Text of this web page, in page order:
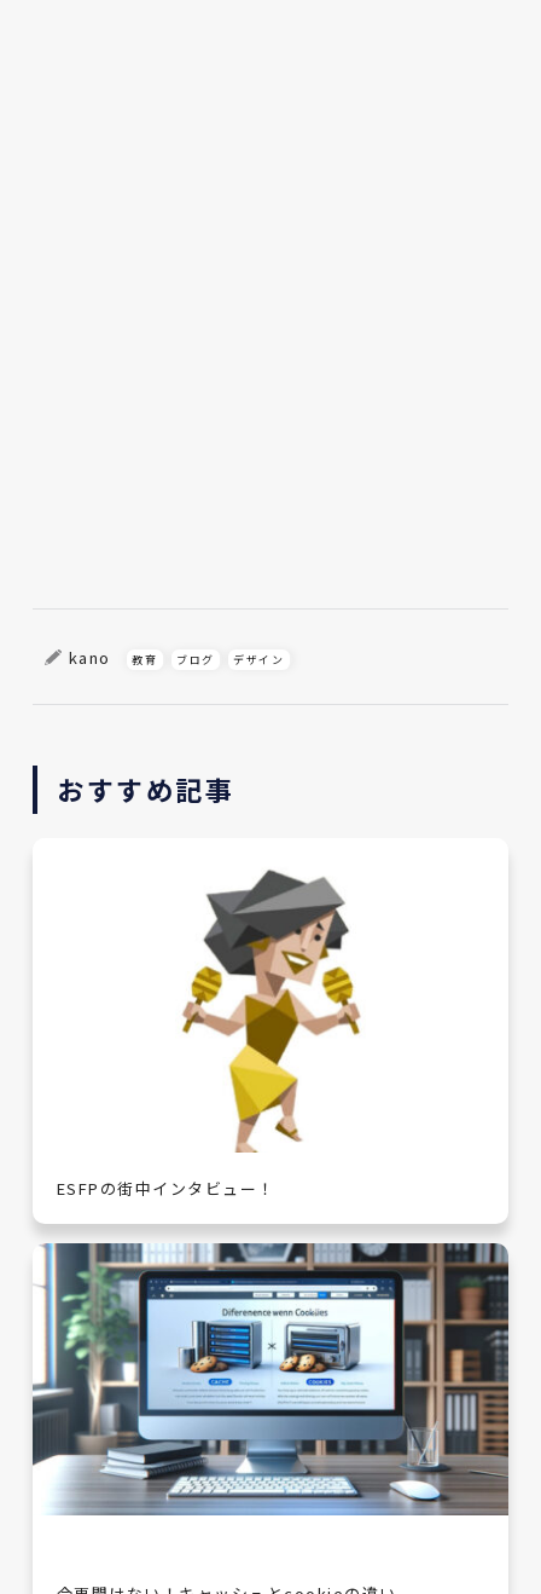
kano 教育 ブログ デザイン
おすすめ記事
ESFPの街中インタビュー！